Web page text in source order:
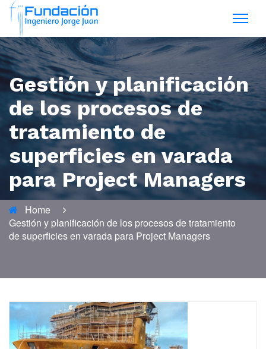
Gestión y planificación
de los procesos de
tratamiento de
superficies en varada
para Project Managers
Home
Gestión y planificación de los procesos de tratamiento
de superficies en varada para Project Managers